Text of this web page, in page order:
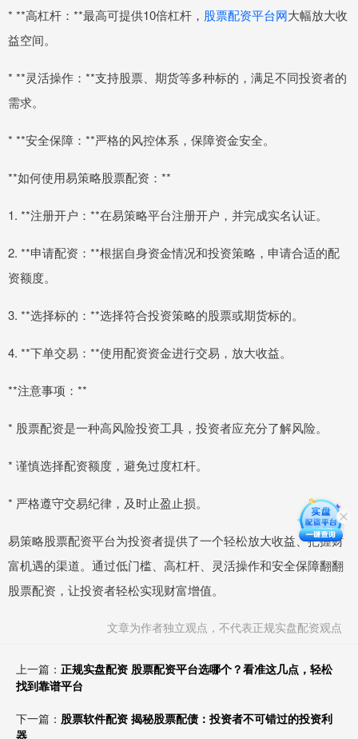
* **高杠杆：**最高可提供10倍杠杆， 股票配资平台网大幅放大收
益空间。
* **灵活操作：**支持股票、期货等多种标的，满足不同投资者的
需求。
* **安全保障：**严格的风控体系，保障资金安全。
**如何使用易策略股票配资：**
1. **注册开户：**在易策略平台注册开户，并完成实名认证。
2. **申请配资：**根据自身资金情况和投资策略，申请合适的配
资额度。
3. **选择标的：**选择符合投资策略的股票或期货标的。
4. **下单交易：**使用配资资金进行交易，放大收益。
**注意事项：**
* 股票配资是一种高风险投资工具，投资者应充分了解风险。
* 谨慎选择配资额度，避免过度杠杆。
* 严格遵守交易纪律，及时止盈止损。
易策略股票配资平台为投资者提供了一个轻松放大收益、把握财
富机遇的渠道。通过低门槛、高杠杆、灵活操作和安全保障翻翻
股票配资，让投资者轻松实现财富增值。
文章为作者独立观点，不代表正规实盘配资观点
上一篇： 正规实盘配资 股票配资平台选哪个？看准这几点，轻松
找到靠谱平台
下一篇： 股票软件配资 揭秘股票配债：投资者不可错过的投资利
器